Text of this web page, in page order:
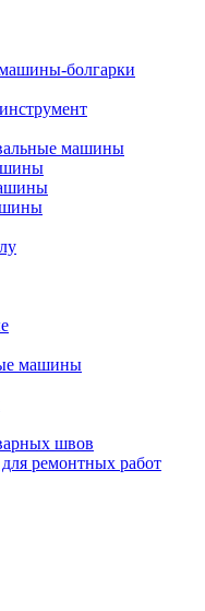
болгарки
машины
машины
швов
ремонтных работ